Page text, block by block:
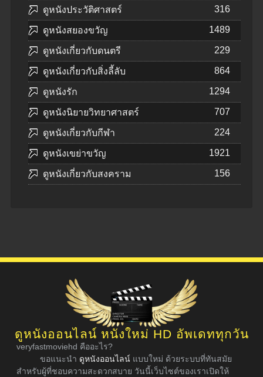
ดูหนังประวัติศาสตร์ 316
ดูหนังสยองขวัญ 1489
ดูหนังเกี่ยวกับดนตรี 229
ดูหนังเกี่ยวกับสิ่งลี้ลับ 864
ดูหนังรัก 1294
ดูหนังนิยายวิทยาศาสตร์ 707
ดูหนังเกี่ยวกับกีฬา 224
ดูหนังเขย่าขวัญ 1921
ดูหนังเกี่ยวกับสงคราม 156
ดูหนังออนไลน์ หนังใหม่ HD อัพเดททุกวัน
veryfastmoviehd คืออะไร?
ขอแนะนำ ดูหนังออนไลน์ แบบใหม่ ด้วยระบบที่ทันสมัย
สำหรับผู้ที่ชอบความสะดวกสบาย วันนี้เว็บไซต์ของเราเปิดให้